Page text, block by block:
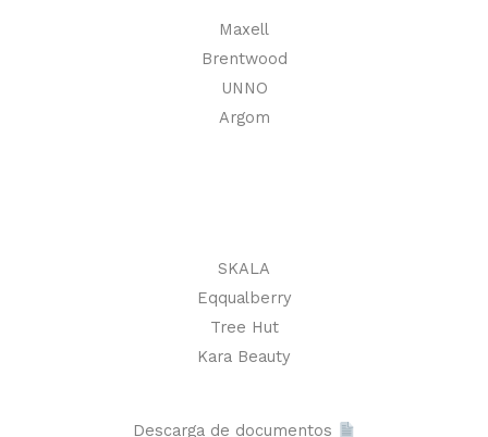
Maxell
Brentwood
UNNO
Argom
SKALA
Eqqualberry
Tree Hut
Kara Beauty
Descarga de documentos